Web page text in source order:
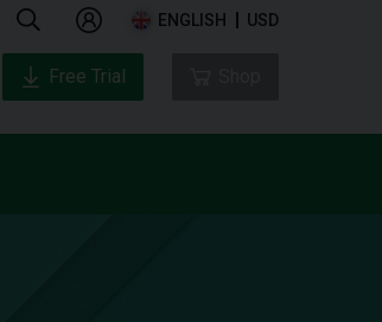
ENGLISH USD
Free Trial